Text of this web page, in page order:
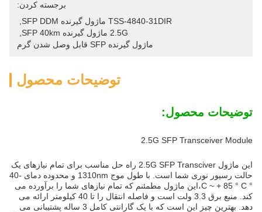
برجسته کردن:
TSS-4840-31DIR ماژول گیرنده SFP DDM
2.5G ماژول گیرنده SFP 40km
ماژول گیرنده SFP قابل وصل شدن گرم
توضیحات محصول
توضیحات محصول:
2.5G SFP Transceiver Module
این ماژول 2.5G SFP Transciver راه حل مناسب برای تمام نیازهای یک
حالت رسیور نوری شما است. با طول موج 1310nm و محدوده دمای -40
° C ~ + 85 ° C،این ماژول مطمئنم که تمام نیازهای شما را برآورده می
کند. منبع برق 3.3 ولت است و فاصله انتقال را تا 40 کیلومتر ارائه می
دهد. بهترین چیز این است که با یک گارانتی کامل 3 ساله پشتیبانی می